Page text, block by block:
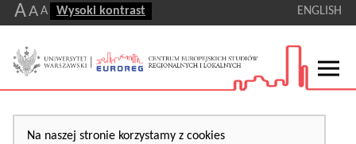
AA A Wysoki kontrast ENGLISH
Na naszej stronie korzystamy z cookies